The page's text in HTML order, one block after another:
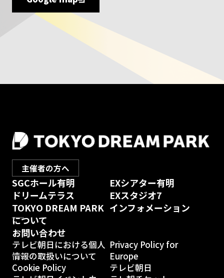
主催者の方へ
SGCホール有明
EXシアター有明
ドリームテラス
EXスタジオ7
TOKYO DREAM PARK
について
インフォメーション
お問い合わせ
テレビ朝日における個人
情報の取扱いについて
Privacy Policy for
Europe
Cookie Policy
テレビ朝日